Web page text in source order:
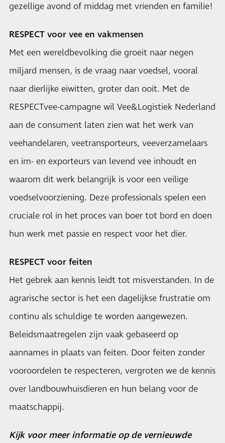
gezellige avond of middag met vrienden en familie!
RESPECT voor vee en vakmensen
Met een wereldbevolking die groeit naar negen
miljard mensen, is de vraag naar voedsel, vooral
naar dierlijke eiwitten, groter dan ooit. Met de
RESPECTvee-campagne wil Vee&Logistiek Nederland
aan de consument laten zien wat het werk van
veehandelaren, veetransporteurs, veeverzamelaars
en im- en exporteurs van levend vee inhoudt en
waarom dit werk belangrijk is voor een veilige
voedselvoorziening. Deze professionals spelen een
cruciale rol in het proces van boer tot bord en doen
hun werk met passie en respect voor het dier.
RESPECT voor feiten
Het gebrek aan kennis leidt tot misverstanden. In de
agrarische sector is het een dagelijkse frustratie om
continu als schuldige te worden aangewezen.
Beleidsmaatregelen zijn vaak gebaseerd op
aannames in plaats van feiten. Door feiten zonder
vooroordelen te respecteren, vergroten we de kennis
over landbouwhuisdieren en hun belang voor de
maatschappij.
Kijk voor meer informatie op de vernieuwde